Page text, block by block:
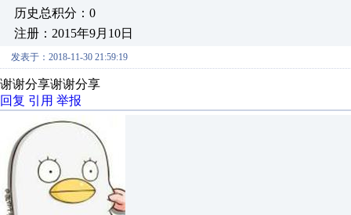
历史总积分：0
注册：2015年9月10日
发表于：2018-11-30 21:59:19
谢谢分享谢谢分享
回复 引用 举报